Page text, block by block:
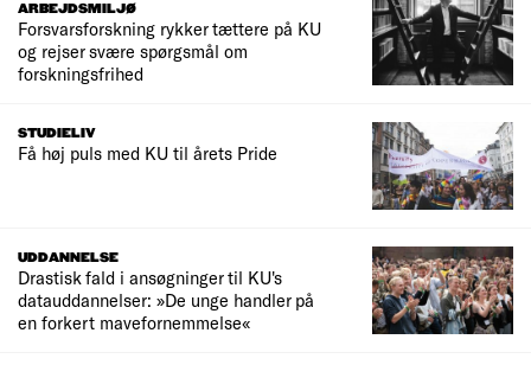
ARBEJDSMILJØ
Forsvarsforskning rykker tættere på KU
og rejser svære spørgsmål om
forskningsfrihed
STUDIELIV
Få høj puls med KU til årets Pride
UDDANNELSE
Drastisk fald i ansøgninger til KU's
datauddannelser: »De unge handler på
en forkert mavefornemmelse«